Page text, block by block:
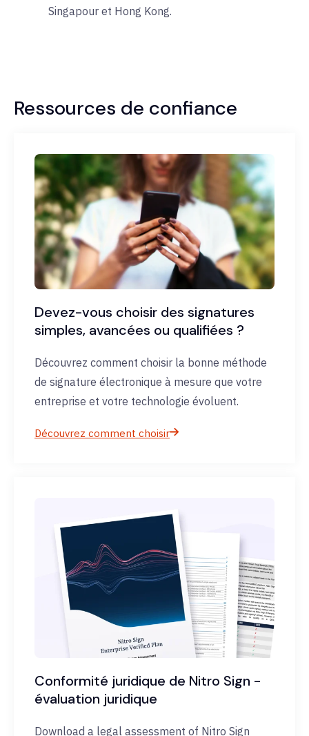
Singapour et Hong Kong.
Ressources de confiance
Devez-vous choisir des signatures
simples, avancées ou qualifiées ?
Découvrez comment choisir la bonne méthode
de signature électronique à mesure que votre
entreprise et votre technologie évoluent.
Découvrez comment choisir
Conformité juridique de Nitro Sign -
évaluation juridique
Download a legal assessment of Nitro Sign